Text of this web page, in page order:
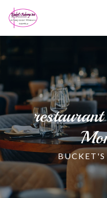
restaurant
Panneau de gestion des